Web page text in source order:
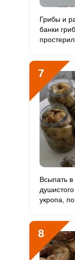
Грибы и
банки
7
Всыпать
укропа, по
8